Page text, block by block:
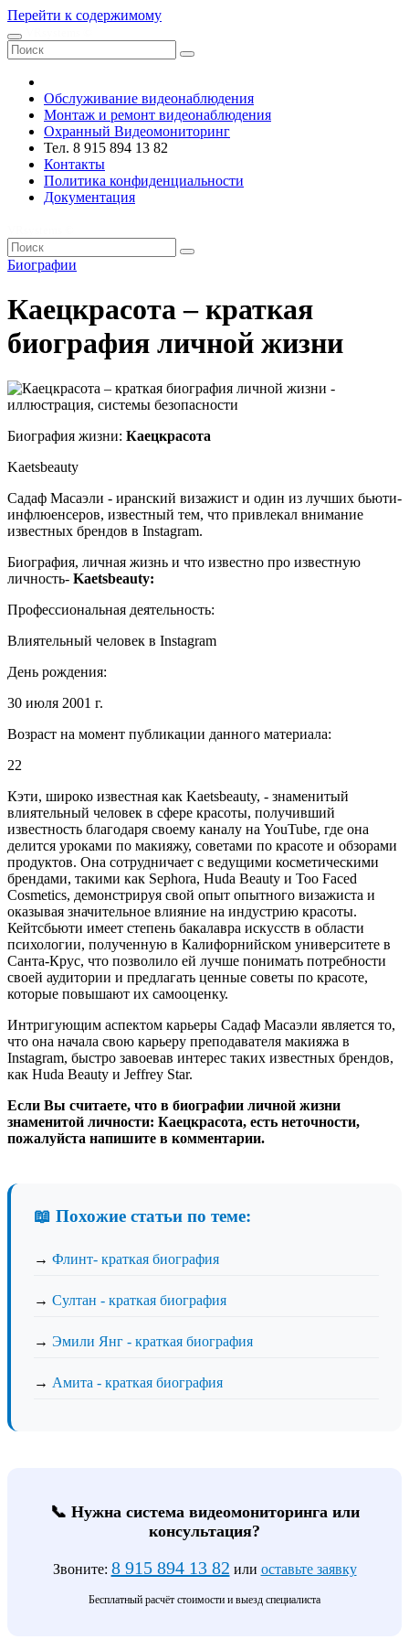
Перейти к содержимому
Обслуживание видеонаблюдения
Монтаж и ремонт видеонаблюдения
Охранный Видеомониторинг
Тел. 8 915 894 13 82
Контакты
Политика конфиденциальности
Документация
Биографии
Каецкрасота – краткая
биография личной жизни
Биография жизни: Каецкрасота
Kaetsbeauty
Садаф Масаэли - иранский визажист и один из лучших бьюти-
инфлюенсеров, известный тем, что привлекал внимание
известных брендов в Instagram.
Биография, личная жизнь и что известно про известную
личность- Kaetsbeauty:
Профессиональная деятельность:
Влиятельный человек в Instagram
День рождения:
30 июля 2001 г.
Возраст на момент публикации данного материала:
22
Кэти, широко известная как Kaetsbeauty, - знаменитый
влиятельный человек в сфере красоты, получивший
известность благодаря своему каналу на YouTube, где она
делится уроками по макияжу, советами по красоте и обзорами
продуктов. Она сотрудничает с ведущими косметическими
брендами, такими как Sephora, Huda Beauty и Too Faced
Cosmetics, демонстрируя свой опыт опытного визажиста и
оказывая значительное влияние на индустрию красоты.
Кейтсбьюти имеет степень бакалавра искусств в области
психологии, полученную в Калифорнийском университете в
Санта-Крус, что позволило ей лучше понимать потребности
своей аудитории и предлагать ценные советы по красоте,
которые повышают их самооценку.
Интригующим аспектом карьеры Садаф Масаэли является то,
что она начала свою карьеру преподавателя макияжа в
Instagram, быстро завоевав интерес таких известных брендов,
как Huda Beauty и Jeffrey Star.
Если Вы считаете, что в биографии личной жизни
знаменитой личности: Каецкрасота, есть неточности,
пожалуйста напишите в комментарии.
📖 Похожие статьи по теме:
→ Флинт- краткая биография
→ Султан - краткая биография
→ Эмили Янг - краткая биография
→ Амита - краткая биография
📞 Нужна система видеомониторинга или
консультация?
Звоните: 8 915 894 13 82 или оставьте заявку
Бесплатный расчёт стоимости и выезд специалиста